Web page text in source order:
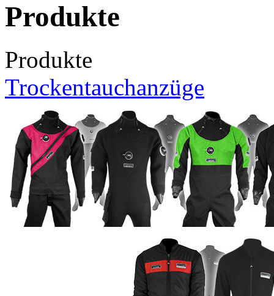
Produkte
Produkte
Trockentauchanzüge